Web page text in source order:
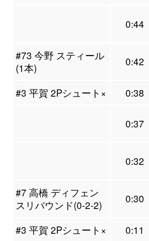
0:44
#73 今野 スティール
(1本)
0:42
#3 平賀 2Pシュート× 0:38
0:37
0:32
#7 高橋 ディフェン
スリバウンド(0-2-2)
0:30
#3 平賀 2Pシュート×
0:11